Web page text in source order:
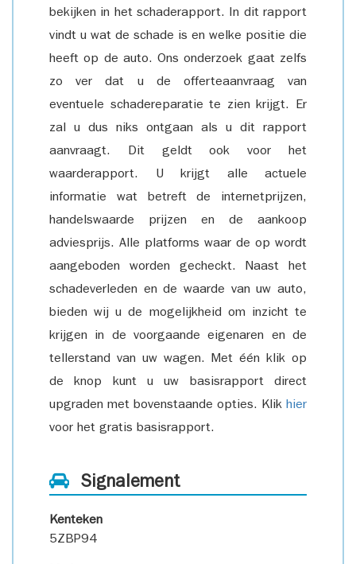
bekijken in het schaderapport. In dit rapport
vindt u wat de schade is en welke positie die
heeft op de auto. Ons onderzoek gaat zelfs
zo ver dat u de offerteaanvraag van
eventuele schadereparatie te zien krijgt. Er
zal u dus niks ontgaan als u dit rapport
aanvraagt. Dit geldt ook voor het
waarderapport. U krijgt alle actuele
informatie wat betreft de internetprijzen,
handelswaarde prijzen en de aankoop
adviesprijs. Alle platforms waar de op wordt
aangeboden worden gecheckt. Naast het
schadeverleden en de waarde van uw auto,
bieden wij u de mogelijkheid om inzicht te
krijgen in de voorgaande eigenaren en de
tellerstand van uw wagen. Met één klik op
de knop kunt u uw basisrapport direct
upgraden met bovenstaande opties. Klik hier
voor het gratis basisrapport.
Signalement
Kenteken
5ZBP94